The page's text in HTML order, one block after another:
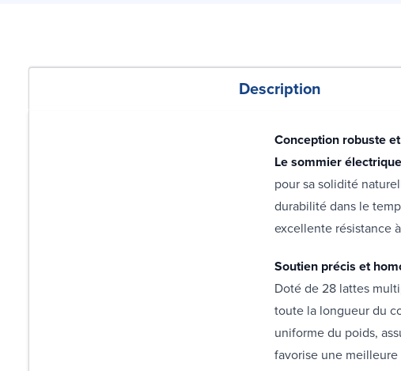
Description
Conception robuste
Le sommier électrique
pour sa solidité
durabilité dans le
excellente résistance
Soutien précis et
Doté de 28 lattes
toute la longueur du
uniforme du poids,
favorise une